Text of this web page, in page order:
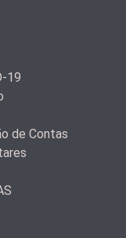
19
de Contas